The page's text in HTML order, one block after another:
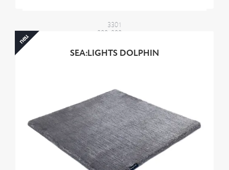
3301
200x200 cm
2400,00 €
SEA:LIGHTS DOLPHIN
neu